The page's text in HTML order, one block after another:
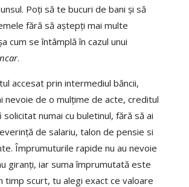
Poți să te bucuri de bani și să
fără să aștepți mai multe
cum se întâmplă în cazul unui
.
accesat prin intermediul băncii,
nevoie de o mulțime de acte, creditul
numai cu buletinul, fără să ai
de salariu, talon de pensie si
Împrumuturile rapide nu au nevoie
giranți, iar suma împrumutată este
timp scurt, tu alegi exact ce valoare